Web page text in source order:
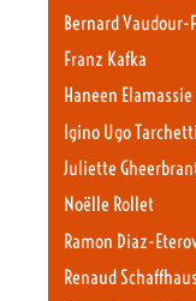
Bernard Vaudour-
Franz Kafka
Haneen
Igino Ugo Tarchetti
Juliette
Noëlle Rollet
Ramon Diaz-
Renaud